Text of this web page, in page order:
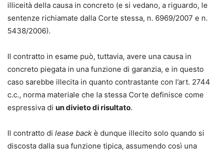
illiceità della causa in concreto (e si vedano, a riguardo, le
sentenze richiamate dalla Corte stessa, n. 6969/2007 e n.
5438/2006).
Il contratto in esame può, tuttavia, avere una causa in
concreto piegata in una funzione di garanzia, e in questo
caso sarebbe illecita in quanto contrastante con l’art. 2744
c.c., norma materiale che la stessa Corte definisce come
espressiva di un divieto di risultato.
Il contratto di lease back è dunque illecito solo quando si
discosta dalla sua funzione tipica, assumendo così una